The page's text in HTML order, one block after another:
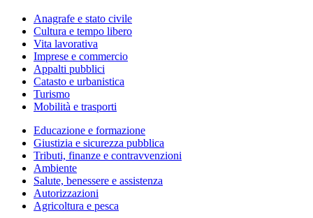
Anagrafe e stato civile
Cultura e tempo libero
Vita lavorativa
Imprese e commercio
Appalti pubblici
Catasto e urbanistica
Turismo
Mobilità e trasporti
Educazione e formazione
Giustizia e sicurezza pubblica
Tributi, finanze e contravvenzioni
Ambiente
Salute, benessere e assistenza
Autorizzazioni
Agricoltura e pesca